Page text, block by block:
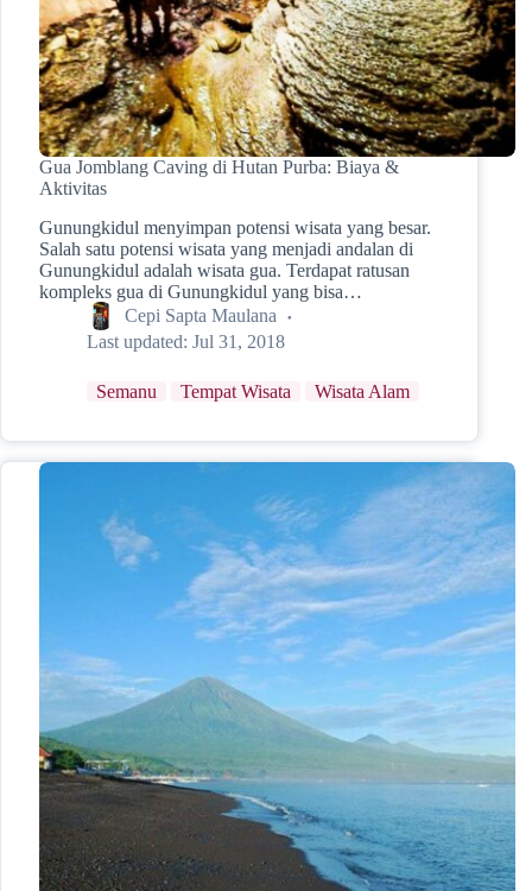
Gua Jomblang Caving di Hutan Purba: Biaya &
Aktivitas
Gunungkidul menyimpan potensi wisata yang besar.
Salah satu potensi wisata yang menjadi andalan di
Gunungkidul adalah wisata gua. Terdapat ratusan
kompleks gua di Gunungkidul yang bisa…
Cepi Sapta Maulana
Last updated: Jul 31, 2018
Semanu Tempat Wisata Wisata Alam